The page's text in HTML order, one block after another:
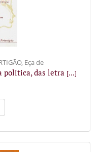
Eça de
politica, das letra [...]